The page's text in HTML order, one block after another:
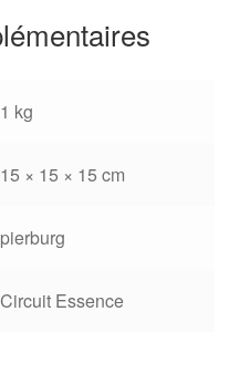
1 kg
15 × 15 × 15 cm
pierburg
Circuit Essence